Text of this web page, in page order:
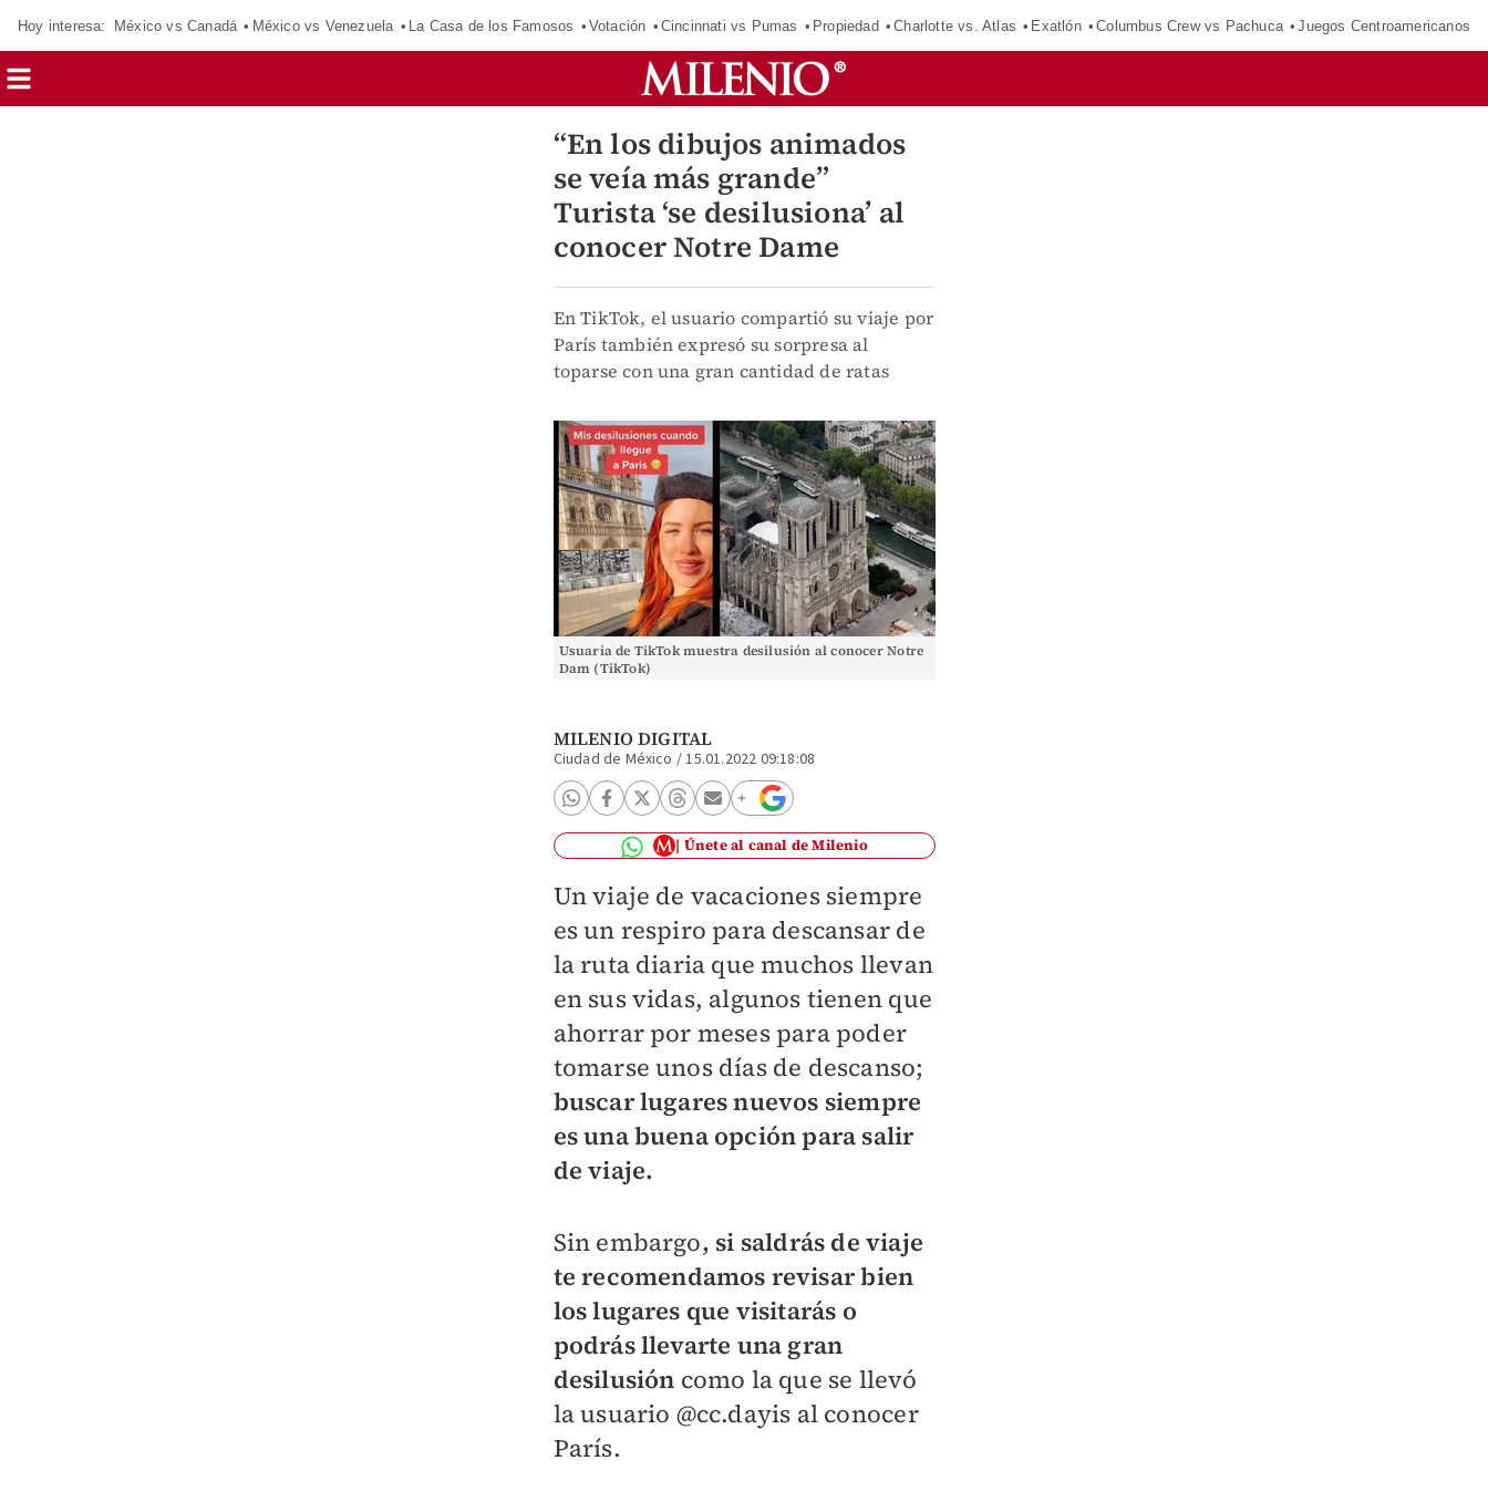
Hoy interesa: México vs Canadá México vs Venezuela La Casa de los Famosos Votación Cincinnati vs Pumas Propiedad Charlotte vs. Atlas Exatlón Columbus Crew vs Pachuca Juegos Centroamericanos
“En los dibujos animados
se veía más grande”
Turista ‘se desilusiona’ al
conocer Notre Dame
En TikTok, el usuario compartió su viaje por
París también expresó su sorpresa al
toparse con una gran cantidad de ratas
Usuaria de TikTok muestra desilusión al conocer Notre
Dam (TikTok)
MILENIO DIGITAL
Ciudad de México /15.01.2022 09:18:08
Únete al canal de Milenio
Un viaje de vacaciones siempre
es un respiro para descansar de
la ruta diaria que muchos llevan
en sus vidas, algunos tienen que
ahorrar por meses para poder
tomarse unos días de descanso;
buscar lugares nuevos siempre
es una buena opción para salir
de viaje.
Sin embargo, si saldrás de viaje
te recomendamos revisar bien
los lugares que visitarás o
podrás llevarte una gran
desilusión como la que se llevó
la usuario @cc.dayis al conocer
París.